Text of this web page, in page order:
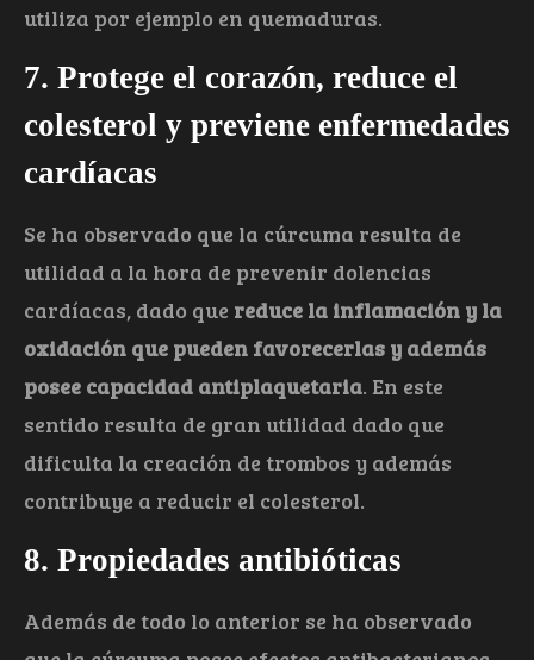
utiliza por ejemplo en quemaduras.
7. Protege el corazón, reduce el
colesterol y previene enfermedades
cardíacas
Se ha observado que la cúrcuma resulta de
utilidad a la hora de prevenir dolencias
cardíacas, dado que reduce la inflamación y la
oxidación que pueden favorecerlas y además
posee capacidad antiplaquetaria. En este
sentido resulta de gran utilidad dado que
dificulta la creación de trombos y además
contribuye a reducir el colesterol.
8. Propiedades antibióticas
Además de todo lo anterior se ha observado